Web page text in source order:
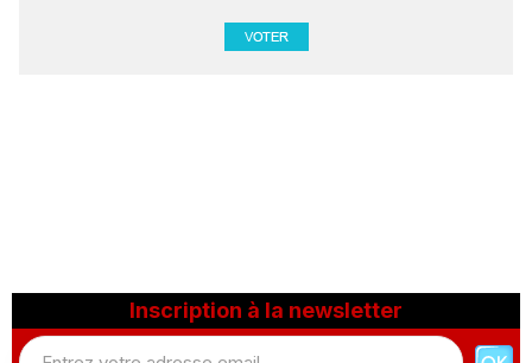
Inscription à la newsletter